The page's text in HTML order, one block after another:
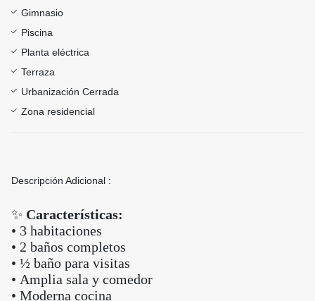
Gimnasio
Piscina
Planta eléctrica
Terraza
Urbanización Cerrada
Zona residencial
Descripción Adicional :
✨ Características:
• 3 habitaciones
• 2 baños completos
• ½ baño para visitas
• Amplia sala y comedor
• Moderna cocina